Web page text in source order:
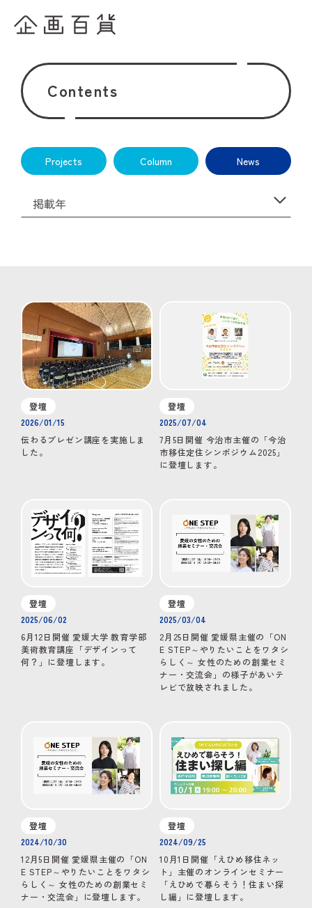
Contents
Projects Column News
掲載年
登壇
2026/01/15
伝わるプレゼン講座を実施しま
した。
登壇
2025/07/04
7月5日開催 今治市主催の「今治
市移住定住シンポジウム2025」
に登壇します。
登壇
2025/06/02
6月12日開催 愛媛大学 教育学部
美術教育講座「デザインって
何？」に登壇します。
登壇
2025/03/04
2月25日開催 愛媛県主催の「ON
E STEP～やりたいことをワタシ
らしく～ 女性のための創業セミ
ナー・交流会」の様子があいテ
レビで放映されました。
登壇
2024/10/30
12月5日開催 愛媛県主催の「ON
E STEP～やりたいことをワタシ
らしく～ 女性のための創業セミ
ナー・交流会」に登壇します。
登壇
2024/09/25
10月1日開催「えひめ移住ネッ
ト」主催のオンラインセミナー
「えひめで暮らそう！住まい探
し編」に登壇します。